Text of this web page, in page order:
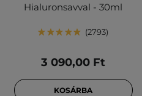
Hialuronsavval - 30ml
2793
3 090,00 Ft
KOSÁRBA